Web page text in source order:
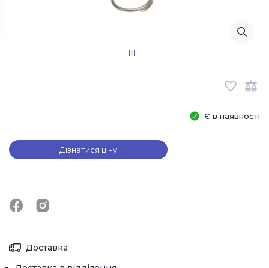
Є в наявності
Дізнатися ціну
Доставка